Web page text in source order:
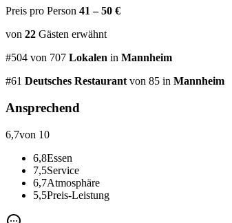
Preis pro Person 41 – 50 €
von 22 Gästen erwähnt
#504 von 707 Lokalen in Mannheim
#61 Deutsches Restaurant von 85 in Mannheim
Ansprechend
6,7von 10
6,8Essen
7,5Service
6,7Atmosphäre
5,5Preis-Leistung